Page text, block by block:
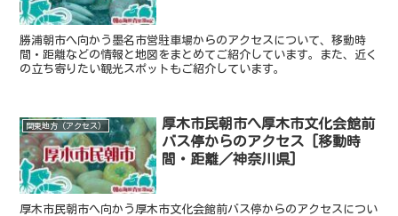
勝浦朝市へ向かう墨名市営駐車場からのアクセスについて、移動時
間・距離などの情報と地図をまとめてご紹介しています。また、近く
の立ち寄りたい観光スポットもご紹介しています。
関東地方（アクセス）
厚木市民朝市へ厚木市文化会館前
バス停からのアクセス [移動時
間・距離／神奈川県]
厚木市民朝市へ向かう厚木市文化会館前バス停からのアクセスについ